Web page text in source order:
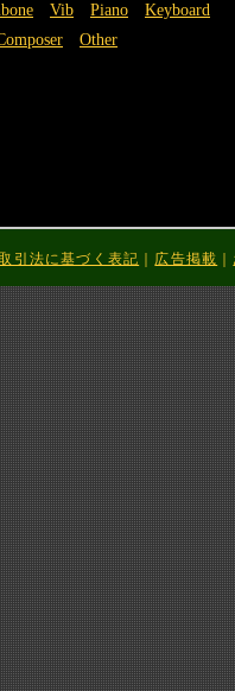
Vib Piano
Keyboard
Other
引法に基づく表記 広告掲載